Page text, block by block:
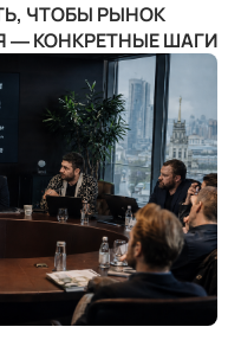
ЧТОБЫ РЫНОК
— КОНКРЕТНЫЕ ШАГИ